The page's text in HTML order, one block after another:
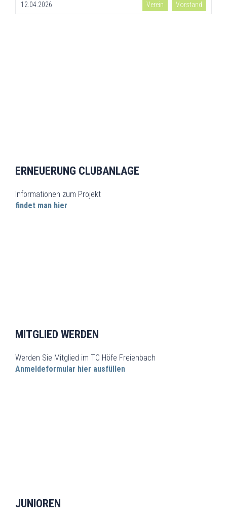
12.04.2026 Verein Vorstand
ERNEUERUNG CLUBANLAGE
Informationen zum Projekt
findet man hier
MITGLIED WERDEN
Werden Sie Mitglied im TC Höfe Freienbach
Anmeldeformular hier ausfüllen
JUNIOREN